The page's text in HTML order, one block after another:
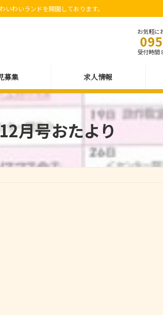
わいランドを開園しております。
お気軽に
受付時間
募集 求人情報
月号おたより